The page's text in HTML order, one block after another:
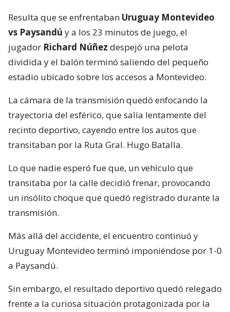
Resulta que se enfrentaban Uruguay Montevideo
vs Paysandú y a los 23 minutos de juego, el
jugador Richard Núñez despejó una pelota
dividida y el balón terminó saliendo del pequeño
estadio ubicado sobre los accesos a Montevideo.
La cámara de la transmisión quedó enfocando la
trayectoria del esférico, que salía lentamente del
recinto deportivo, cayendo entre los autos que
transitaban por la Ruta Gral. Hugo Batalla.
Lo que nadie esperó fue que, un vehículo que
transitaba por la calle decidió frenar, provocando
un insólito choque que quedó registrado durante la
transmisión.
Más allá del accidente, el encuentro continuó y
Uruguay Montevideo terminó imponiéndose por 1-0
a Paysandú.
Sin embargo, el resultado deportivo quedó relegado
frente a la curiosa situación protagonizada por la